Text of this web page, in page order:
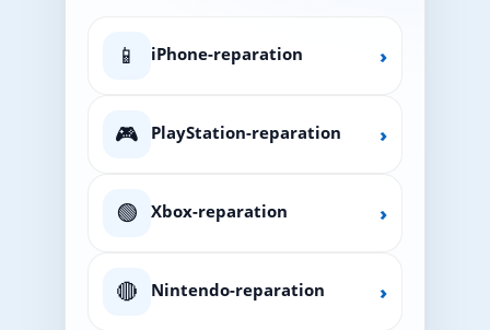
📱 iPhone-reparation ›
🎮 PlayStation-reparation ›
🟢 Xbox-reparation ›
🔴 Nintendo-reparation ›